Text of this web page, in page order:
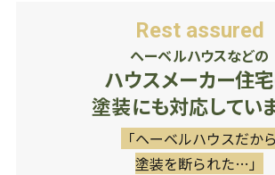
Rest assured
ヘーベルハウスなどの
ハウスメーカー住
塗装にも対応していま
「ヘーベルハウスだから
塗装を断られた…」